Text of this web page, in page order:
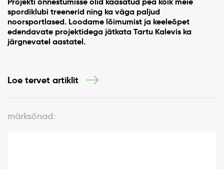
spordiklubi treenerid ning ka väga paljud
noorsportlased. Loodame lõimumist ja keeleõpet
edendavate projektidega jätkata Tartu Kalevis ka
järgnevatel aastatel.
Loe tervet artiklit
märksõnad: